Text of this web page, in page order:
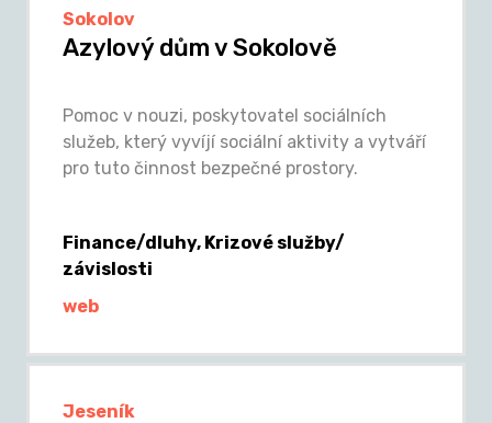
Sokolov
Azylový dům v Sokolově
Pomoc v nouzi, poskytovatel sociálních
služeb, který vyvíjí sociální aktivity a vytváří
pro tuto činnost bezpečné prostory.
Finance/dluhy, Krizové služby/
závislosti
web
Jeseník